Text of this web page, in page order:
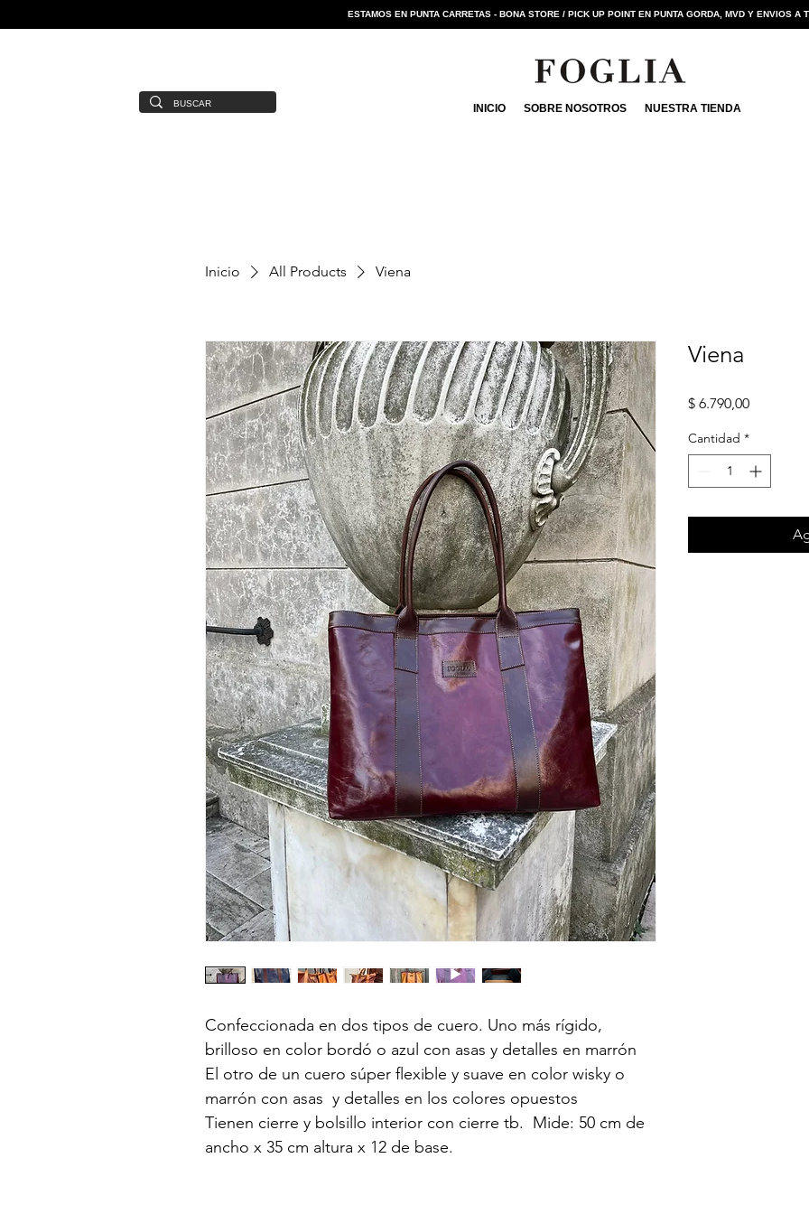
ESTAMOS EN PUNTA CARRETAS - BONA STORE / PICK UP POINT EN PUNTA GORDA, MVD Y ENVIOS A
INICIO SOBRE NOSOTROS NUESTRA TIENDA
Inicio All Products Viena
Confeccionada en dos tipos de cuero. Uno más rígido,
brilloso en color bordó o azul con asas y detalles en marrón
El otro de un cuero súper flexible y suave en color wisky o
marrón con asas  y detalles en los colores opuestos
Tienen cierre y bolsillo interior con cierre tb.  Mide: 50 cm de
ancho x 35 cm altura x 12 de base.
Viena
$ 6.790,00Precio
Cantidad *